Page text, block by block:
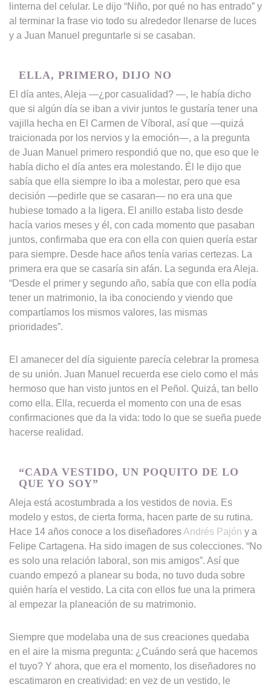
linterna del celular. Le dijo “Niño, por qué no has entrado” y
al terminar la frase vio todo su alrededor llenarse de luces
y a Juan Manuel preguntarle si se casaban.
ELLA, PRIMERO, DIJO NO
El día antes, Aleja —¿por casualidad? —, le había dicho
que si algún día se iban a vivir juntos le gustaría tener una
vajilla hecha en El Carmen de Víboral, así que —quizá
traicionada por los nervios y la emoción—, a la pregunta
de Juan Manuel primero respondió que no, que eso que le
había dicho el día antes era molestando. Él le dijo que
sabía que ella siempre lo iba a molestar, pero que esa
decisión —pedirle que se casaran— no era una que
hubiese tomado a la ligera. El anillo estaba listo desde
hacía varios meses y él, con cada momento que pasaban
juntos, confirmaba que era con ella con quien quería estar
para siempre. Desde hace años tenía varias certezas. La
primera era que se casaría sin afán. La segunda era Aleja.
“Desde el primer y segundo año, sabía que con ella podía
tener un matrimonio, la iba conociendo y viendo que
compartíamos los mismos valores, las mismas
prioridades”.
El amanecer del día siguiente parecía celebrar la promesa
de su unión. Juan Manuel recuerda ese cielo como el más
hermoso que han visto juntos en el Peñol. Quizá, tan bello
como ella. Ella, recuerda el momento con una de esas
confirmaciones que da la vida: todo lo que se sueña puede
hacerse realidad.
“CADA VESTIDO, UN POQUITO DE LO
QUE YO SOY”
Aleja está acostumbrada a los vestidos de novia. Es
modelo y estos, de cierta forma, hacen parte de su rutina.
Hace 14 años conoce a los diseñadoresAndrés Pajón y a
Felipe Cartagena. Ha sido imagen de sus colecciones. “No
es solo una relación laboral, son mis amigos”. Así que
cuando empezó a planear su boda, no tuvo duda sobre
quién haría el vestido. La cita con ellos fue una la primera
al empezar la planeación de su matrimonio.
Siempre que modelaba una de sus creaciones quedaba
en el aire la misma pregunta: ¿Cuándo será que hacemos
el tuyo? Y ahora, que era el momento, los diseñadores no
escatimaron en creatividad: en vez de un vestido, le